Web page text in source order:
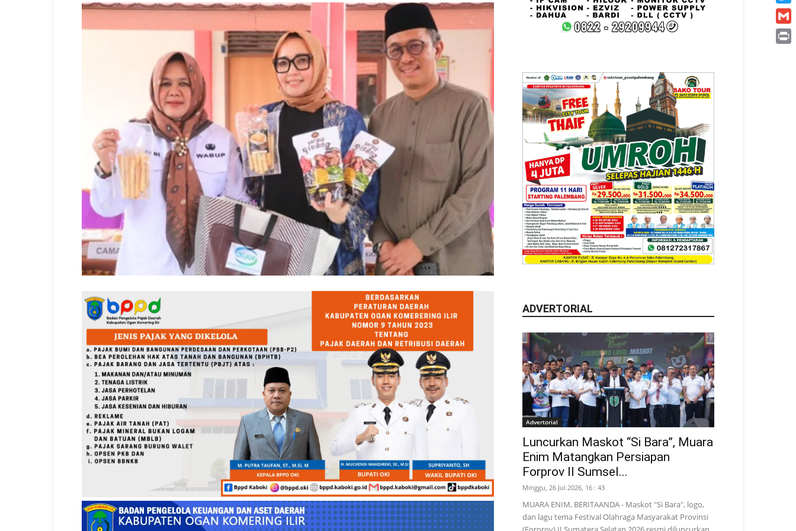
ADVERTORIAL
Advertorial
Luncurkan Maskot “Si Bara”, Muara
Enim Matangkan Persiapan
Forprov II Sumsel...
Minggu, 26 Jul 2026, 16 : 43
MUARA ENIM, BERITAANDA - Maskot "Si Bara", logo,
dan lagu tema Festival Olahraga Masyarakat Provinsi